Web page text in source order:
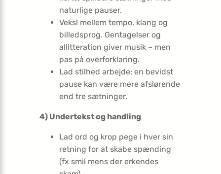
naturlige pauser.
Veks­l mellem tempo, klang og
billedsprog. Gentagelser og
allitteration giver musik – men
pas på overforklaring.
Lad stilhed arbejde: en bevidst
pause kan være mere afslørende
end tre sætninger.
4) Undertekst og handling
Lad ord og krop pege i hver sin
retning for at skabe spænding
(fx smil mens der erkendes